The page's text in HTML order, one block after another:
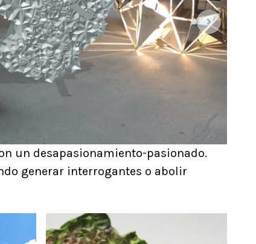
un desapasionamiento-pasionado.
generar interrogantes o abolir